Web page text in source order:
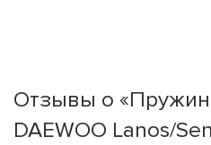
Отзывы о
DAEWOO Lanos/